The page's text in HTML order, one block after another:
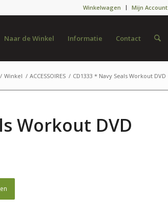
Winkelwagen Mijn Account
Naar de Winkel Informatie Contact
/ Winkel / ACCESSOIRES / CD1333 * Navy Seals Workout DVD
Workout DVD